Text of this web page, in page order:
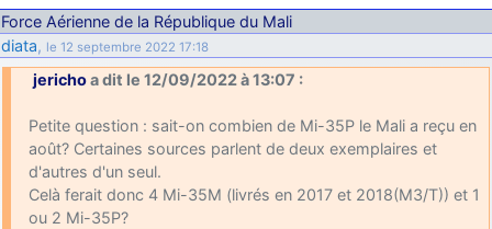
Force Aérienne de la République du Mali
diata, le 12 septembre 2022 17:18
jerichoa dit le 12/09/2022 à 13:07 :
Petite question : sait-on combien de Mi-35P le Mali a reçu en
août? Certaines sources parlent de deux exemplaires et
d'autres d'un seul.
Celà ferait donc 4 Mi-35M (livrés en 2017 et 2018(M3/T)) et 1
ou 2 Mi-35P?